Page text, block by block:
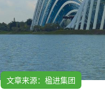
文章来源：楹进集团